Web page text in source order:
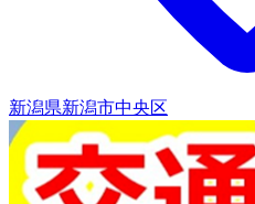
新潟県新潟市中央区